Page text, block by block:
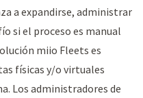
a expandirse, administrar
si el proceso es manual
miio Fleets es
físicas y/o virtuales
Los administradores de